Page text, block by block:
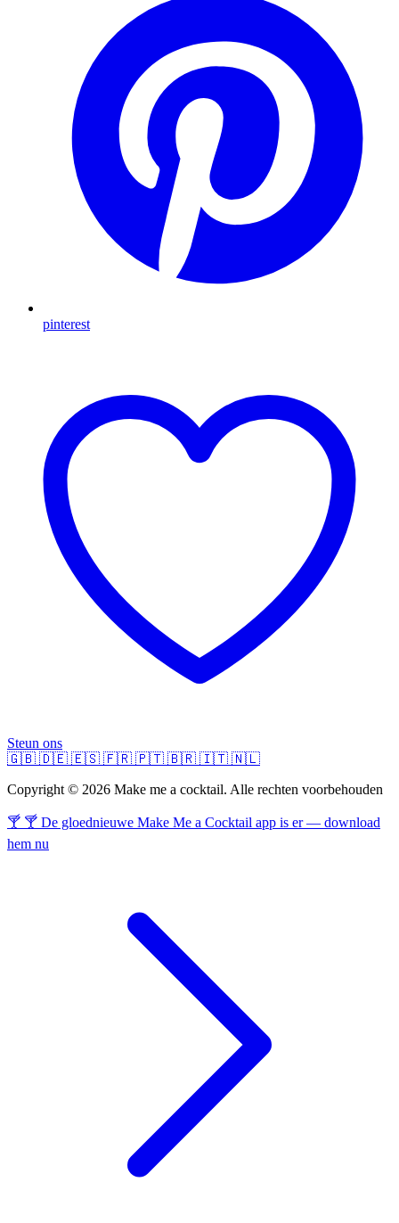
pinterest
Steun ons
🇬🇧 🇩🇪 🇪🇸 🇫🇷 🇵🇹 🇧🇷 🇮🇹 🇳🇱
Copyright © 2026 Make me a cocktail. Alle rechten voorbehouden
🍸 🍸 De gloednieuwe Make Me a Cocktail app is er — download
hem nu